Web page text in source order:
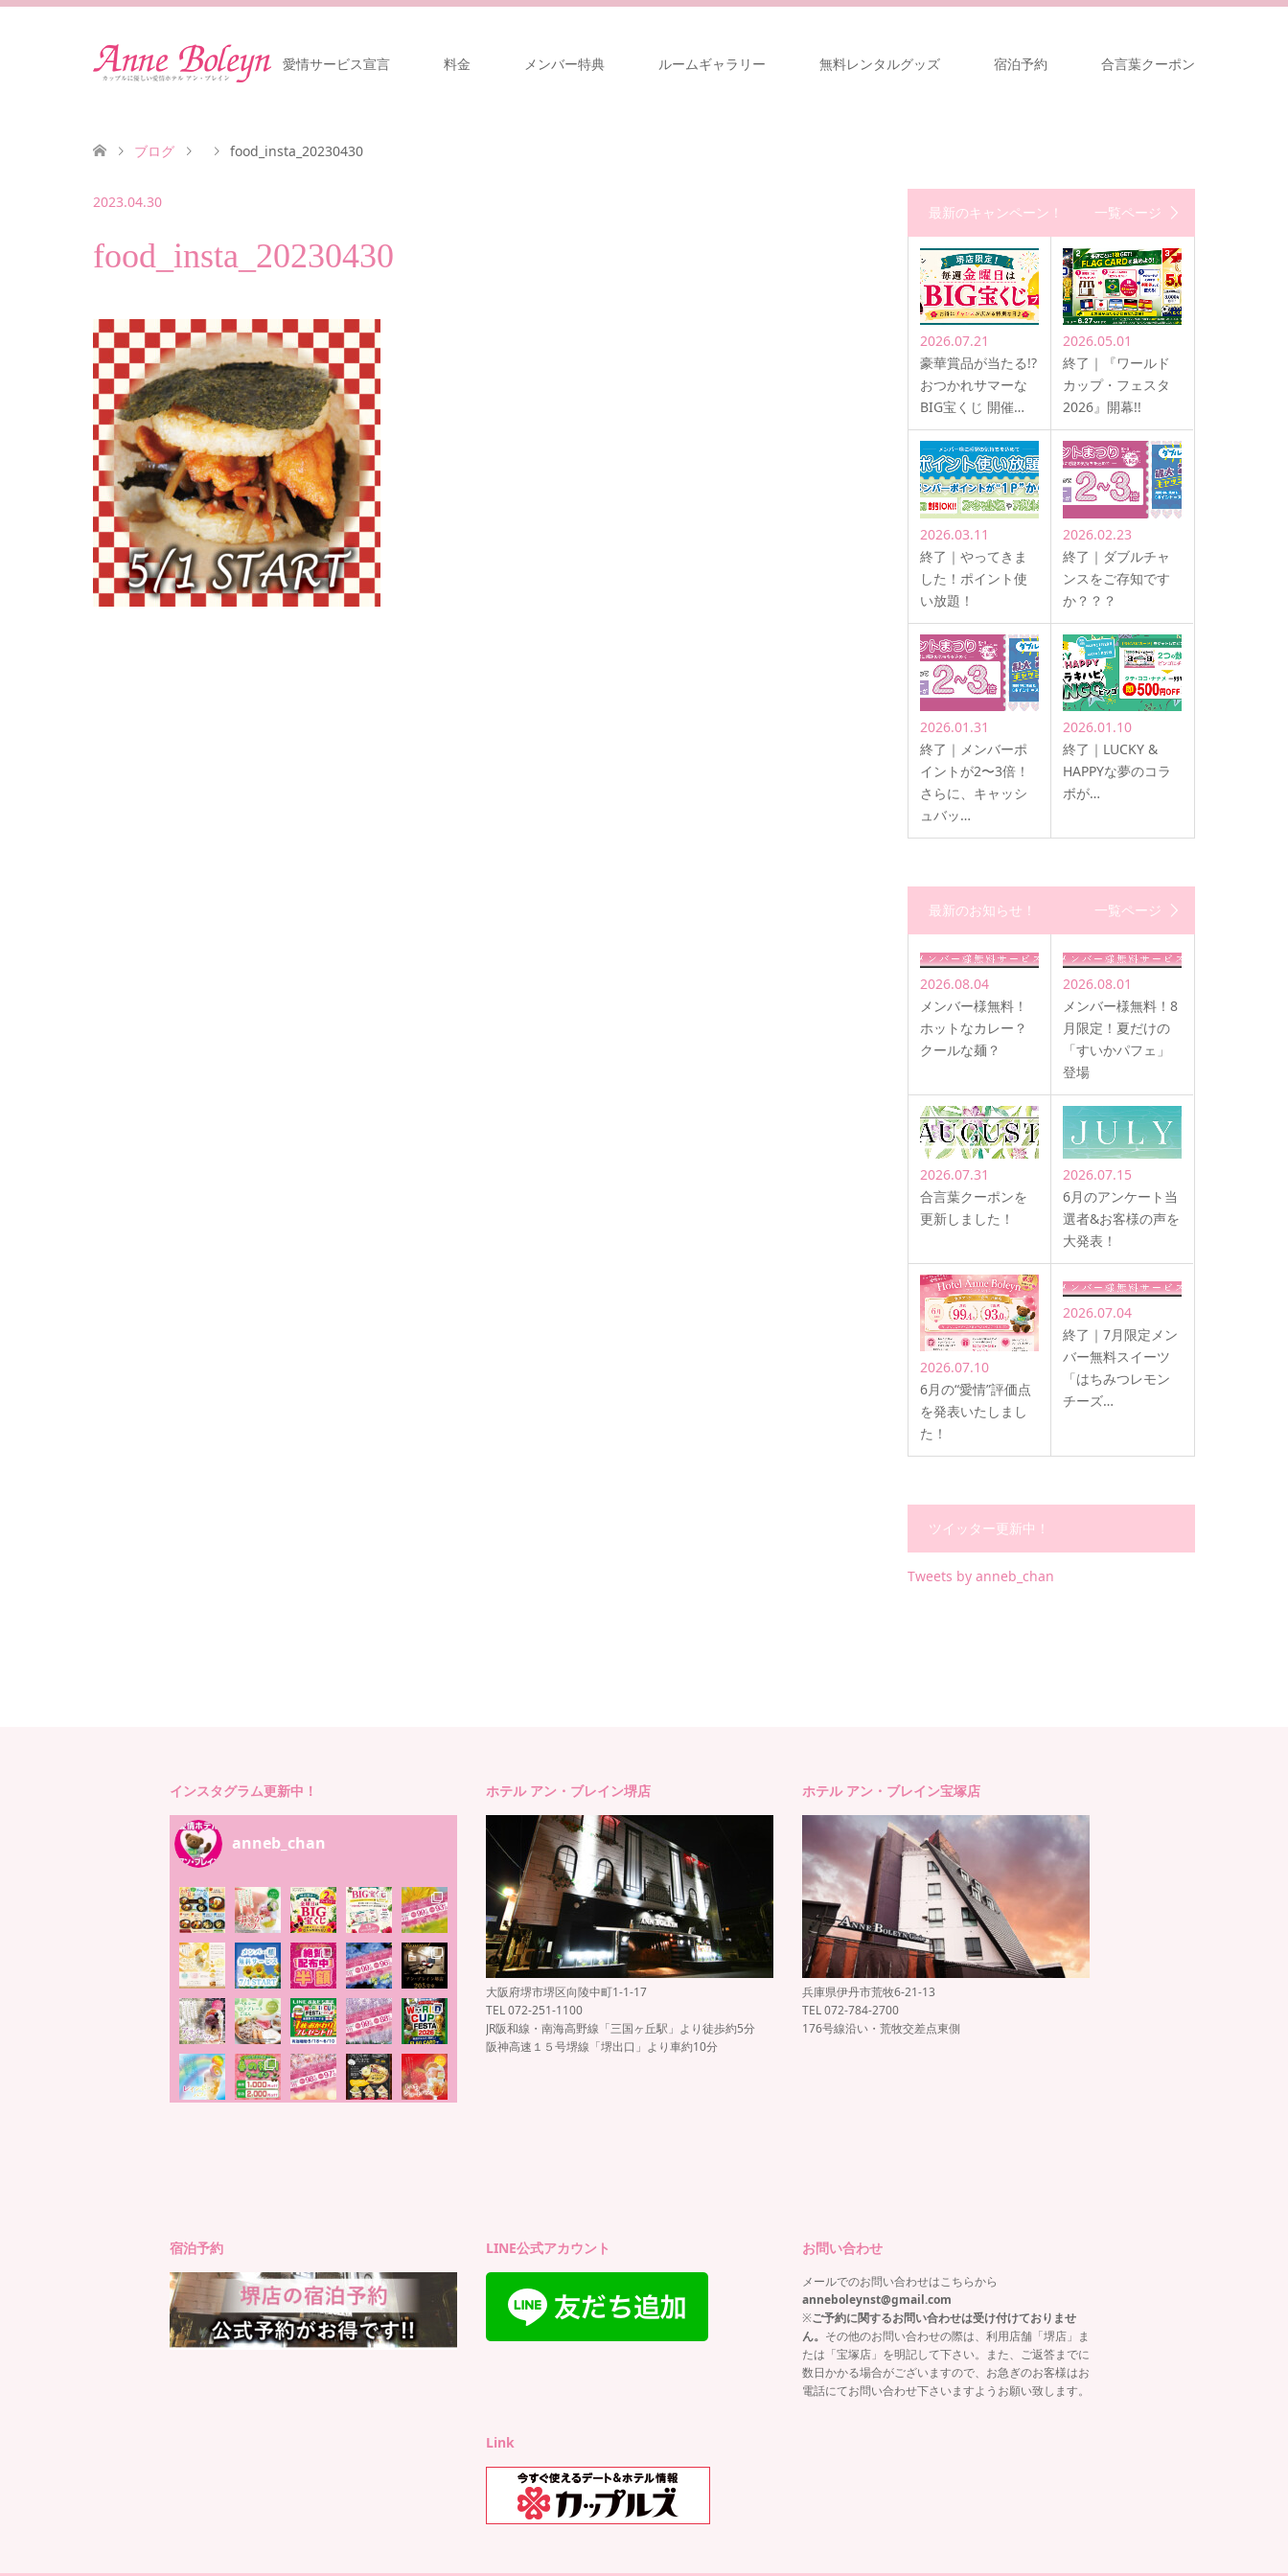
愛情サービス宣言 料金 メンバー特典 ルームギャラリー 無料レンタルグッズ 宿泊予約 合言葉クーポン
ブログ food_insta_20230430
2023.04.30
food_insta_20230430
最新のキャンペーン！ 一覧ページ
2026.07.21
豪華賞品が当たる!?
おつかれサマーな
BIG宝くじ 開催…
2026.05.01
終了｜『ワールド
カップ・フェスタ
2026』開幕!!
2026.03.11
終了｜やってきま
した！ポイント使
い放題！
2026.02.23
終了｜ダブルチャ
ンスをご存知です
か？？？
2026.01.31
終了｜メンバーポ
イントが2〜3倍！
さらに、キャッシ
ュバッ…
2026.01.10
終了｜LUCKY &
HAPPYな夢のコラ
ボが…
最新のお知らせ！ 一覧ページ
2026.08.04
メンバー様無料！
ホットなカレー？
クールな麺？
2026.08.01
メンバー様無料！8
月限定！夏だけの
「すいかパフェ」
登場
2026.07.31
合言葉クーポンを
更新しました！
2026.07.15
6月のアンケート当
選者&お客様の声を
大発表！
2026.07.10
6月の“愛情”評価点
を発表いたしまし
た！
2026.07.04
終了｜7月限定メン
バー無料スイーツ
「はちみつレモン
チーズ…
ツイッター更新中！
Tweets by anneb_chan
インスタグラム更新中！
anneb_chan
ホテル アン・ブレイン堺店
大阪府堺市堺区向陵中町1-1-17
TEL 072-251-1100
JR阪和線・南海高野線「三国ヶ丘駅」より徒歩約5分
阪神高速１５号堺線「堺出口」より車約10分
ホテル アン・ブレイン宝塚店
兵庫県伊丹市荒牧6-21-13
TEL 072-784-2700
176号線沿い・荒牧交差点東側
宿泊予約 LINE公式アカウント お問い合わせ
メールでのお問い合わせはこちらから
anneboleynst@gmail.com
※ご予約に関するお問い合わせは受け付けておりませ
ん。 その他のお問い合わせの際は、利用店舗「堺店」ま
たは「宝塚店」を明記して下さい。また、ご返答までに
数日かかる場合がございますので、お急ぎのお客様はお
電話にてお問い合わせ下さいますようお願い致します。
Link